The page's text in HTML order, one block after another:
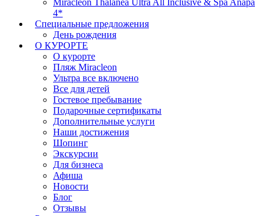
Miracleon Thalanea Ultra All Inclusive & Spa Anapa
4*
Cпециальные предложения
День рождения
О КУРОРТЕ
О курорте
Пляж Miracleon
Ультра все включено
Все для детей
Гостевое пребывание
Подарочные сертификаты
Дополнительные услуги
Наши достижения
Шопинг
Экскурсии
Для бизнеса
Афиша
Новости
Блог
Отзывы